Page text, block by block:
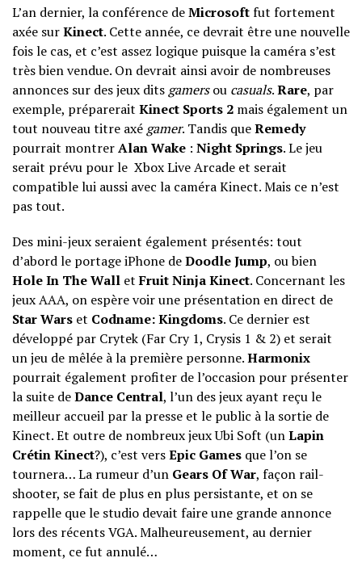
L’an dernier, la conférence deMicrosoftfut fortement
axée surKinect. Cette année, ce devrait être une nouvelle
fois le cas, et c’est assez logique puisque la caméra s’est
très bien vendue. On devrait ainsi avoir de nombreuses
annonces sur des jeux dits gamersou casuals.Rare, par
exemple, préparerait Kinect Sports 2 mais également un
tout nouveau titre axé gamer. Tandis queRemedy
pourrait montrerAlan Wake : Night Springs. Le jeu
serait prévu pour le Xbox Live Arcade et serait
compatible lui aussi avec la caméra Kinect. Mais ce n’est
pas tout.
Des mini-jeux seraient également présentés: tout
d’abord le portage iPhone deDoodle Jump, ou bien
Hole In The Wall etFruit Ninja Kinect. Concernant les
jeux AAA, on espère voir une présentation en direct de
Star Wars et Codname: Kingdoms. Ce dernier est
développé par Crytek (Far Cry 1, Crysis 1 & 2) et serait
un jeu de mêlée à la première personne.Harmonix
pourrait également profiter de l’occasion pour présenter
la suite deDance Central, l’un des jeux ayant reçu le
meilleur accueil par la presse et le public à la sortie de
Kinect. Et outre de nombreux jeux Ubi Soft (unLapin
Crétin Kinect?), c’est versEpic Games que l’on se
tournera… La rumeur d’un Gears Of War, façon rail-
shooter, se fait de plus en plus persistante, et on se
rappelle que le studio devait faire une grande annonce
lors des récents VGA. Malheureusement, au dernier
moment, ce fut annulé…